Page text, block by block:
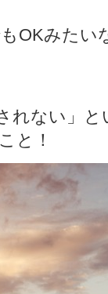
OKみたい
れない」
と！